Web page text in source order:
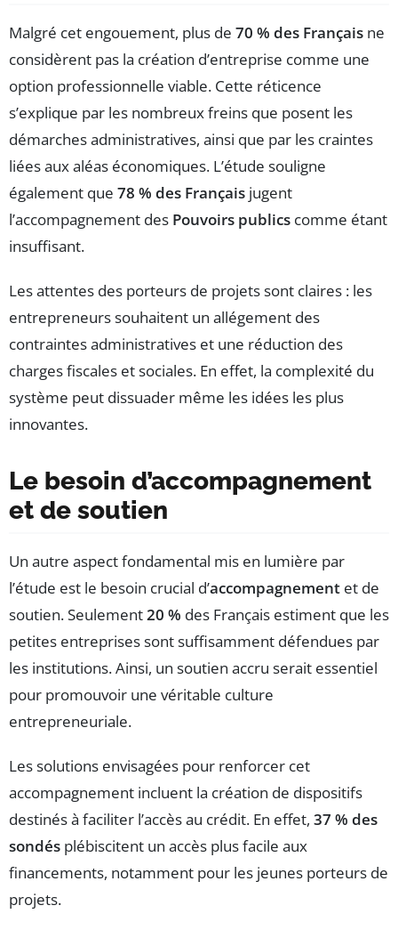
Malgré cet engouement, plus de 70 % des Français ne
considèrent pas la création d’entreprise comme une
option professionnelle viable. Cette réticence
s’explique par les nombreux freins que posent les
démarches administratives, ainsi que par les craintes
liées aux aléas économiques. L’étude souligne
également que 78 % des Français jugent
l’accompagnement des Pouvoirs publics comme étant
insuffisant.
Les attentes des porteurs de projets sont claires : les
entrepreneurs souhaitent un allégement des
contraintes administratives et une réduction des
charges fiscales et sociales. En effet, la complexité du
système peut dissuader même les idées les plus
innovantes.
Le besoin d’accompagnement
et de soutien
Un autre aspect fondamental mis en lumière par
l’étude est le besoin crucial d’accompagnement et de
soutien. Seulement20 % des Français estiment que les
petites entreprises sont suffisamment défendues par
les institutions. Ainsi, un soutien accru serait essentiel
pour promouvoir une véritable culture
entrepreneuriale.
Les solutions envisagées pour renforcer cet
accompagnement incluent la création de dispositifs
destinés à faciliter l’accès au crédit. En effet, 37 % des
sondés plébiscitent un accès plus facile aux
financements, notamment pour les jeunes porteurs de
projets.